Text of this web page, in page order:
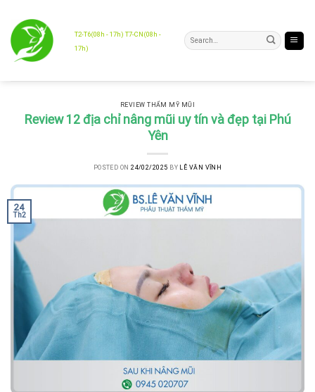
content
T2-T6(08h - 17h) T7-CN(08h -
17h)
REVIEW THẨM MỸ MŨI
Review 12 địa chỉ nâng mũi uy tín và đẹp tại Phú
Yên
POSTED ON24/02/2025 BY LÊ VĂN VĨNH
24
Th2